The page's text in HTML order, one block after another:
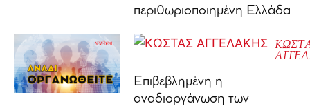
περιθωριοποιημένη Ελλάδα
Επιβεβλημένη η
αναδιοργάνωση των